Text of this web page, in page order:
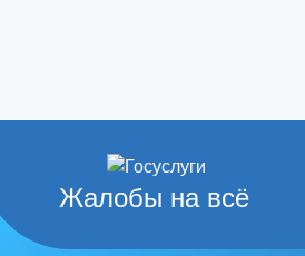
Жалобы на всё